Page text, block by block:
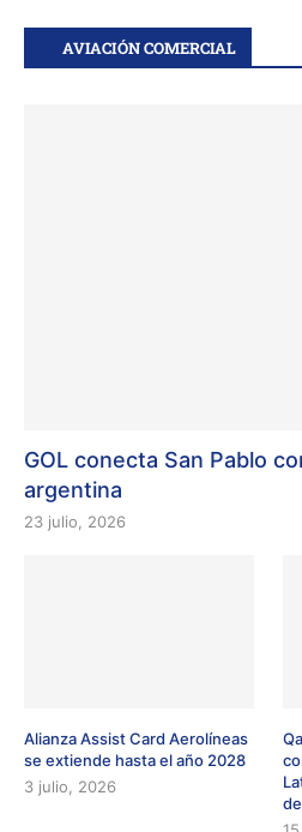
AVIACIÓN COMERCIAL
GOL conecta San Pablo
argentina
23 julio, 2026
Alianza Assist Card Aerolíneas
se extiende hasta el año 2028
3 julio, 2026